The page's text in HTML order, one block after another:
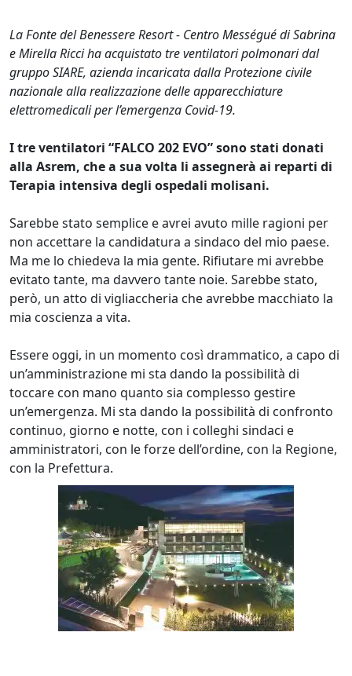
La Fonte del Benessere Resort - Centro Mességué di Sabrina
e Mirella Ricci ha acquistato tre ventilatori polmonari dal
gruppo SIARE, azienda incaricata dalla Protezione civile
nazionale alla realizzazione delle apparecchiature
elettromedicali per l’emergenza Covid-19.
I tre ventilatori “FALCO 202 EVO” sono stati donati
alla Asrem, che a sua volta li assegnerà ai reparti di
Terapia intensiva degli ospedali molisani.
Sarebbe stato semplice e avrei avuto mille ragioni per
non accettare la candidatura a sindaco del mio paese.
Ma me lo chiedeva la mia gente. Rifiutare mi avrebbe
evitato tante, ma davvero tante noie. Sarebbe stato,
però, un atto di vigliaccheria che avrebbe macchiato la
mia coscienza a vita.
Essere oggi, in un momento così drammatico, a capo di
un’amministrazione mi sta dando la possibilità di
toccare con mano quanto sia complesso gestire
un’emergenza. Mi sta dando la possibilità di confronto
continuo, giorno e notte, con i colleghi sindaci e
amministratori, con le forze dell’ordine, con la Regione,
con la Prefettura.